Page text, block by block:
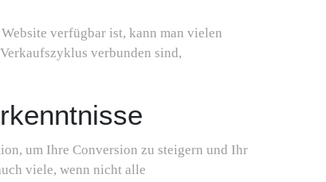
verfügbar ist, kann man vielen
verbunden sind,
um Ihre Conversion zu steigern und Ihr
viele, wenn nicht alle